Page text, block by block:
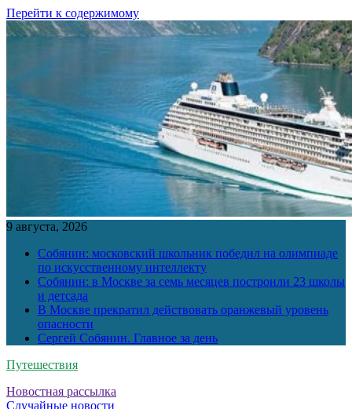
Перейти к содержимому
9 августа, 2026
Собянин: московский школьник победил на олимпиаде
по искусственному интеллекту
Собянин: в Москве за семь месяцев построили 23 школы
и детсада
В Москве прекратил действовать оранжевый уровень
опасности
Сергей Собянин. Главное за день
Путешествия
Новостная рассылка
Случайные новости